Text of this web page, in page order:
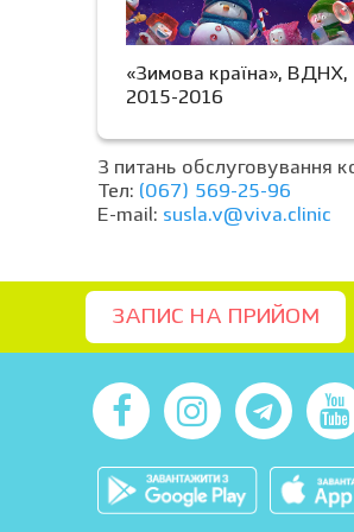
«Зимова країна», ВДНХ,
2015-2016
З питань обслуговування
Тел: (067) 569-25-96
E-mail: susla.v@viva.clinic
ЗАПИС НА ПРИЙОМ